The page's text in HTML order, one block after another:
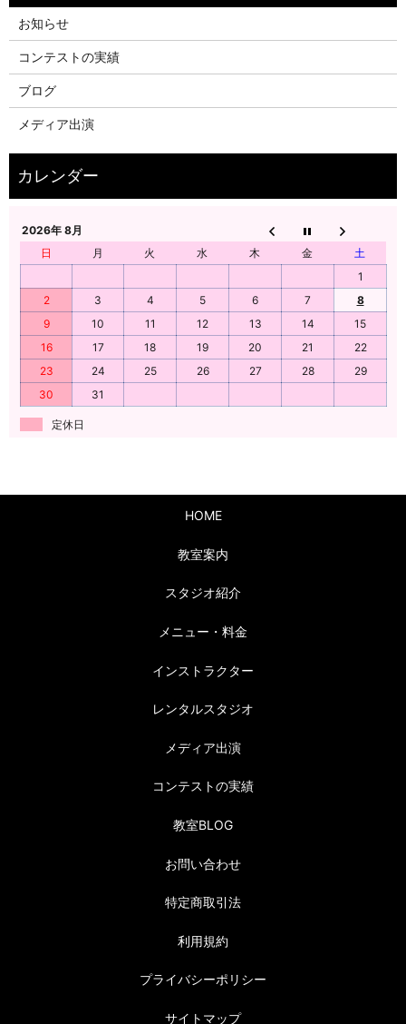
お知らせ
コンテストの実績
ブログ
メディア出演
2026年 8月
日
月 火 水 木 金
土
1
2
3 4 5 6 7
8
9
10 11 12 13 14
15
16
17 18 19 20 21
22
23
24 25 26 27 28
29
30
31
定休日
HOME
教室案内
スタジオ紹介
メニュー・料金
インストラクター
レンタルスタジオ
メディア出演
コンテストの実績
教室BLOG
お問い合わせ
特定商取引法
利用規約
プライバシーポリシー
サイトマップ